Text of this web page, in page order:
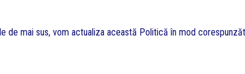
mai sus, vom actualiza această Politică în mod